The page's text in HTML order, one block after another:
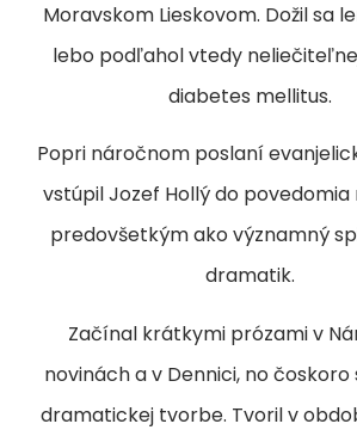
Moravskom Lieskovom. Dožil sa
lebo podľahol vtedy
diabetes mellitus.
Popri náročnom poslaní
vstúpil Jozef Hollý do povedomia
predovšetkým ako významný
dramatik.
Začínal krátkymi prózami v
novinách a v Dennici, no čoskoro
dramatickej tvorbe. Tvoril v